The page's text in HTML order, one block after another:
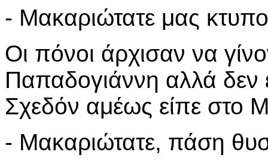
- Μακαριώτατε μας
Οι πόνοι άρχισαν να
Παπαδογιάννη αλλά δεν
Σχεδόν αμέως είπε στο
- Μακαριώτατε, πάση